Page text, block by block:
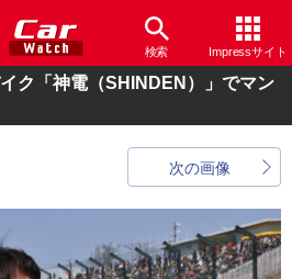
検索 Impressサイト
ク「神電（SHINDEN）」でマン
次の画像